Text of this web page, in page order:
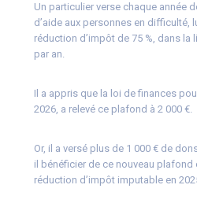
Un particulier verse chaque année
d’aide aux personnes en difficulté,
réduction d’impôt de 75 %, dans la
par an.
Il a appris que la loi de finances
2026, a relevé ce plafond à 2 000 €.
Or, il a versé plus de 1 000 € de
il bénéficier de ce nouveau plafond
réduction d’impôt imputable en